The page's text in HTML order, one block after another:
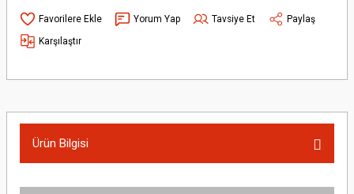
Yorum Yap Tavsiye Et
Paylaş
Karşılaştır
Ürün Bilgisi